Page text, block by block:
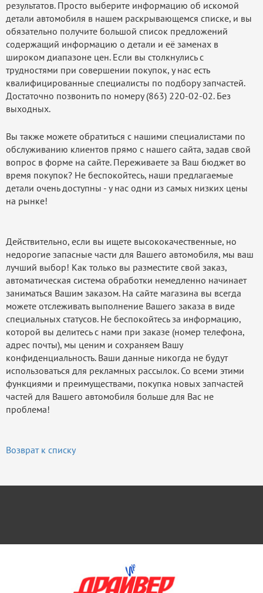
результатов. Просто выберите информацию об искомой
детали автомобиля в нашем раскрывающемся списке, и вы
обязательно получите большой список предложений
содержащий информацию о детали и её заменах в
широком диапазоне цен. Если вы столкнулись с
трудностями при совершении покупок, у нас есть
квалифицированные специалисты по подбору запчастей.
Достаточно позвонить по номеру (863) 220-02-02. Без
выходных.
Вы также можете обратиться с нашими специалистами по
обслуживанию клиентов прямо с нашего сайта, задав свой
вопрос в форме на сайте. Переживаете за Ваш бюджет во
время покупок? Не беспокойтесь, наши предлагаемые
детали очень доступны - у нас одни из самых низких цены
на рынке!
Действительно, если вы ищете высококачественные, но
недорогие запасные части для Вашего автомобиля, мы ваш
лучший выбор! Как только вы разместите свой заказ,
автоматическая система обработки немедленно начинает
заниматься Вашим заказом. На сайте магазина вы всегда
можете отслеживать выполнение Вашего заказа в виде
специальных статусов. Не беспокойтесь за информацию,
которой вы делитесь с нами при заказе (номер телефона,
адрес почты), мы ценим и сохраняем Вашу
конфиденциальность. Ваши данные никогда не будут
использоваться для рекламных рассылок. Со всеми этими
функциями и преимуществами, покупка новых запчастей
частей для Вашего автомобиля больше для Вас не
проблема!
Возврат к списку